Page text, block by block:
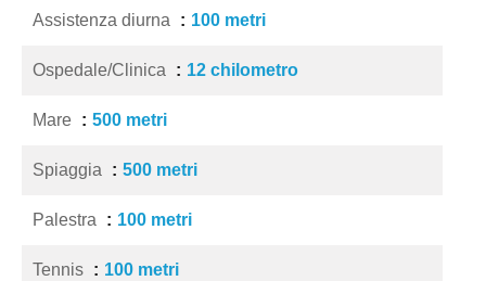
Assistenza diurna 100 metri
Ospedale/Clinica 12 chilometro
Mare 500 metri
Spiaggia 500 metri
Palestra 100 metri
Tennis 100 metri